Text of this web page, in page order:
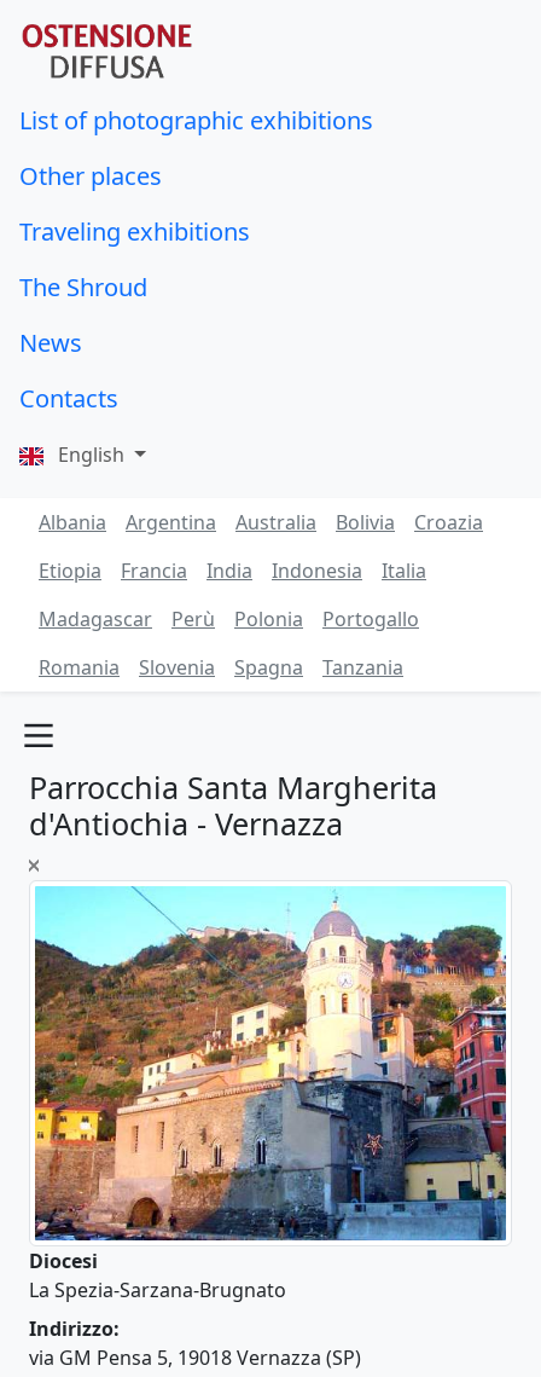
List of photographic exhibitions
Other places
Traveling exhibitions
The Shroud
News
Contacts
English
Albania Argentina Australia Bolivia
Croazia
Etiopia
Francia India Indonesia
Italia
Madagascar
Perù Polonia
Portogallo
Romania
Slovenia Spagna Tanzania
Parrocchia Santa Margherita
d'Antiochia - Vernazza
Diocesi
La Spezia-Sarzana-Brugnato
Indirizzo:
via GM Pensa 5, 19018 Vernazza (SP)